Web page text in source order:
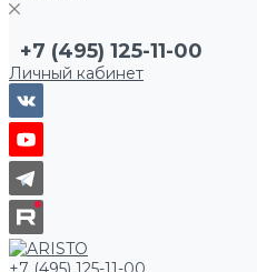
+7 (495) 125-11-00
Личный кабинет